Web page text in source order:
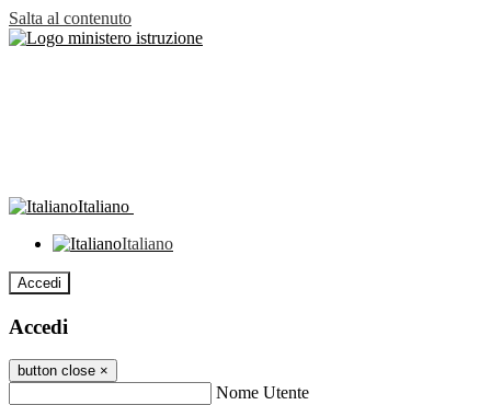
Salta al contenuto
Italiano
Italiano
Accedi
Accedi
button close ×
Nome Utente